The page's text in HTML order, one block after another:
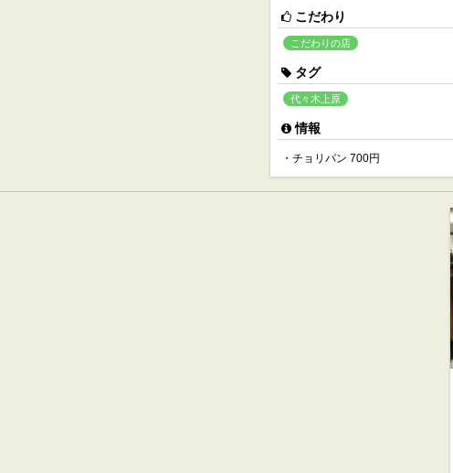
こだわり
こだわりの店
タグ
代々木上原
情報
・チョリパン 700円